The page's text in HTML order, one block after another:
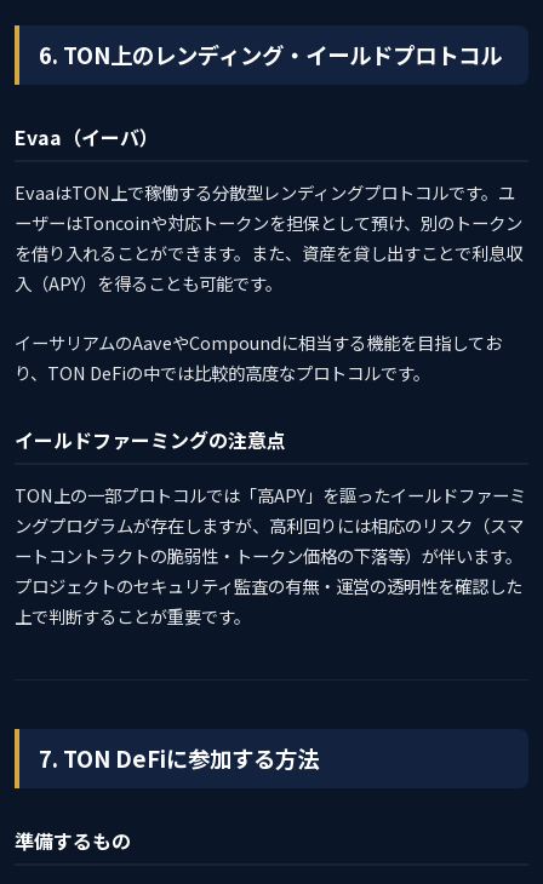
6. TON上のレンディング・イールドプロトコル
Evaa（イーバ）
EvaaはTON上で稼働する分散型レンディングプロトコルです。ユ
ーザーはToncoinや対応トークンを担保として預け、別のトークン
を借り入れることができます。また、資産を貸し出すことで利息収
入（APY）を得ることも可能です。
イーサリアムのAaveやCompoundに相当する機能を目指してお
り、TON DeFiの中では比較的高度なプロトコルです。
イールドファーミングの注意点
TON上の一部プロトコルでは「高APY」を謳ったイールドファーミ
ングプログラムが存在しますが、高利回りには相応のリスク（スマ
ートコントラクトの脆弱性・トークン価格の下落等）が伴います。
プロジェクトのセキュリティ監査の有無・運営の透明性を確認した
上で判断することが重要です。
7. TON DeFiに参加する方法
準備するもの